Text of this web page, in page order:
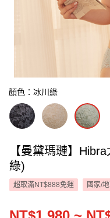
顏色：冰川綠
【曼黛瑪璉】
綠)
超取滿NT$888免運 國家/